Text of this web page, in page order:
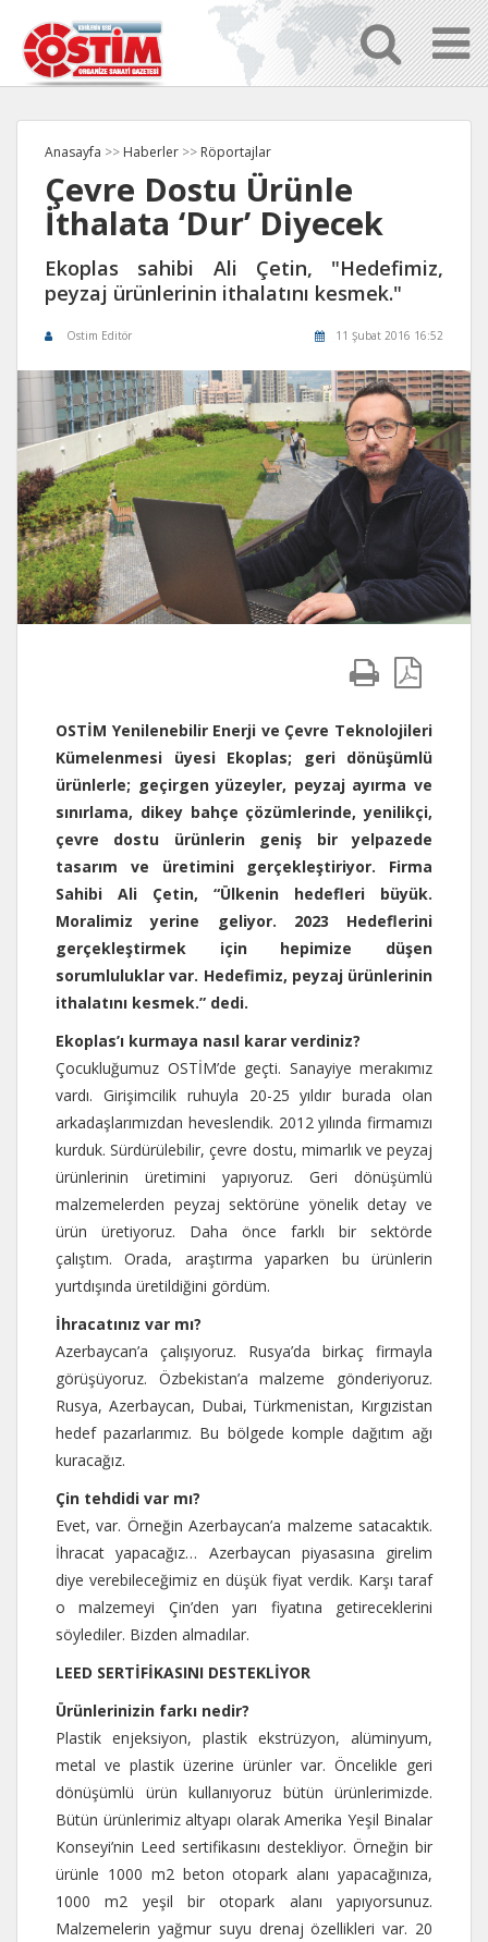
Anasayfa >> Haberler >> Röportajlar
Çevre Dostu Ürünle
İthalata ‘Dur’ Diyecek
Ekoplas sahibi Ali Çetin, "Hedefimiz,
peyzaj ürünlerinin ithalatını kesmek."
Ostim Editör 11 Şubat 2016 16:52
OSTİM Yenilenebilir Enerji ve Çevre Teknolojileri
Kümelenmesi üyesi Ekoplas; geri dönüşümlü
ürünlerle; geçirgen yüzeyler, peyzaj ayırma ve
sınırlama, dikey bahçe çözümlerinde, yenilikçi,
çevre dostu ürünlerin geniş bir yelpazede
tasarım ve üretimini gerçekleştiriyor. Firma
Sahibi Ali Çetin, “Ülkenin hedefleri büyük.
Moralimiz yerine geliyor. 2023 Hedeflerini
gerçekleştirmek için hepimize düşen
sorumluluklar var. Hedefimiz, peyzaj ürünlerinin
ithalatını kesmek.” dedi.
Ekoplas’ı kurmaya nasıl karar verdiniz?
Çocukluğumuz OSTİM’de geçti. Sanayiye merakımız
vardı. Girişimcilik ruhuyla 20-25 yıldır burada olan
arkadaşlarımızdan heveslendik. 2012 yılında firmamızı
kurduk. Sürdürülebilir, çevre dostu, mimarlık ve peyzaj
ürünlerinin üretimini yapıyoruz. Geri dönüşümlü
malzemelerden peyzaj sektörüne yönelik detay ve
ürün üretiyoruz. Daha önce farklı bir sektörde
çalıştım. Orada, araştırma yaparken bu ürünlerin
yurtdışında üretildiğini gördüm.
İhracatınız var mı?
Azerbaycan’a çalışıyoruz. Rusya’da birkaç firmayla
görüşüyoruz. Özbekistan’a malzeme gönderiyoruz.
Rusya, Azerbaycan, Dubai, Türkmenistan, Kırgızistan
hedef pazarlarımız. Bu bölgede komple dağıtım ağı
kuracağız.
Çin tehdidi var mı?
Evet, var. Örneğin Azerbaycan’a malzeme satacaktık.
İhracat yapacağız… Azerbaycan piyasasına girelim
diye verebileceğimiz en düşük fiyat verdik. Karşı taraf
o malzemeyi Çin’den yarı fiyatına getireceklerini
söylediler. Bizden almadılar.
LEED SERTİFİKASINI DESTEKLİYOR
Ürünlerinizin farkı nedir?
Plastik enjeksiyon, plastik ekstrüzyon, alüminyum,
metal ve plastik üzerine ürünler var. Öncelikle geri
dönüşümlü ürün kullanıyoruz bütün ürünlerimizde.
Bütün ürünlerimiz altyapı olarak Amerika Yeşil Binalar
Konseyi’nin Leed sertifikasını destekliyor. Örneğin bir
ürünle 1000 m2 beton otopark alanı yapacağınıza,
1000 m2 yeşil bir otopark alanı yapıyorsunuz.
Malzemelerin yağmur suyu drenaj özellikleri var. 20